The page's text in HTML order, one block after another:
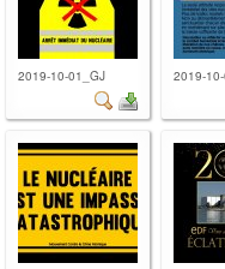
2019-10-01_GJ 2019-10-